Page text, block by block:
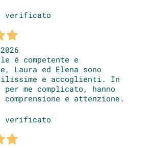
verificato
è competente e
Laura ed Elena sono
e accoglienti. In
per me complicato, hanno
comprensione e attenzione.
verificato